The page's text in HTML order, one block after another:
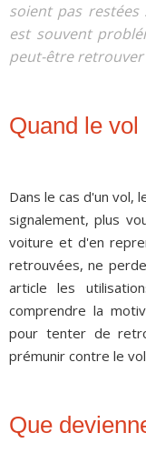
soient pas
est souvent
peut-être
Quand le vol
Dans le cas d'un vol,
signalement, plus
voiture et d'en
retrouvées, ne
article les
comprendre la
pour tenter de
prémunir contre le
Que